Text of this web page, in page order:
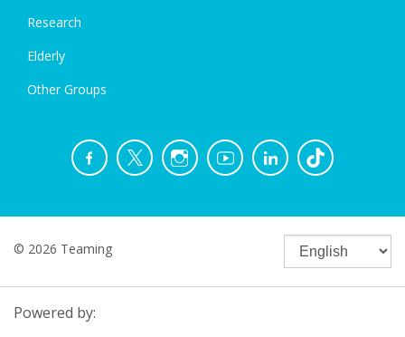
Research
Elderly
Other Groups
© 2026 Teaming
Powered by: